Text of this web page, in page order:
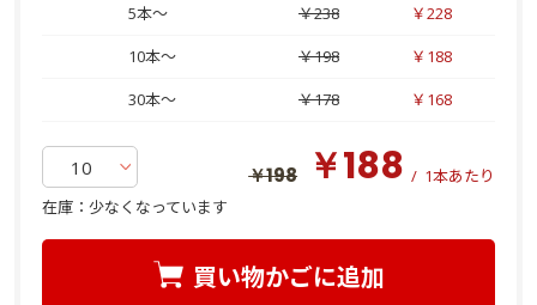
5本～
￥238
￥228
10本～
￥198
￥188
30本～
￥178 ￥168
￥198 ￥188 / 1本あたり
在庫： 少なくなっています
買い物かごに追加